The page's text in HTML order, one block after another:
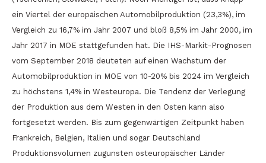
ein Viertel der europäischen Automobilproduktion (23,3%), im
Vergleich zu 16,7% im Jahr 2007 und bloß 8,5% im Jahr 2000, im
Jahr 2017 in MOE stattgefunden hat. Die IHS-Markit-Prognosen
vom September 2018 deuteten auf einen Wachstum der
Automobilproduktion in MOE von 10-20% bis 2024 im Vergleich
zu höchstens 1,4% in Westeuropa. Die Tendenz der Verlegung
der Produktion aus dem Westen in den Osten kann also
fortgesetzt werden. Bis zum gegenwärtigen Zeitpunkt haben
Frankreich, Belgien, Italien und sogar Deutschland
Produktionsvolumen zugunsten osteuropäischer Länder